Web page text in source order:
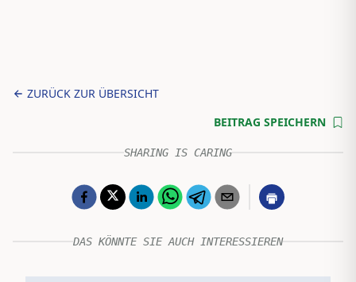
ZURÜCK ZUR ÜBERSICHT
BEITRAG SPEICHERN
SHARING IS CARING
DAS KÖNNTE SIE AUCH INTERESSIEREN